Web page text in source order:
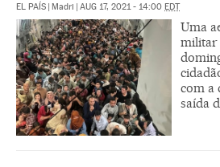
EL PAÍS | Madri | AUG 17, 2021 - 14:00 EDT
Uma
militar
com a
saída